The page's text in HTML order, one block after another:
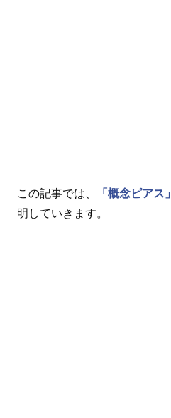
この記事では、 「概念ピアス」
明していきます。